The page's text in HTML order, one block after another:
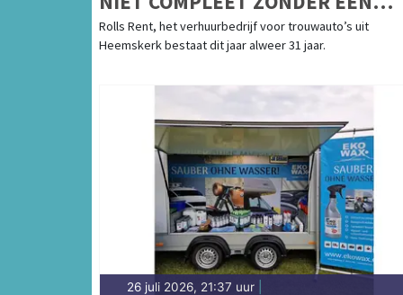
MOOIE TROUWAUTO
Rolls Rent, het verhuurbedrijf voor trouwauto’s uit
Heemskerk bestaat dit jaar alweer 31 jaar.
26 juli 2026, 21:37 uur